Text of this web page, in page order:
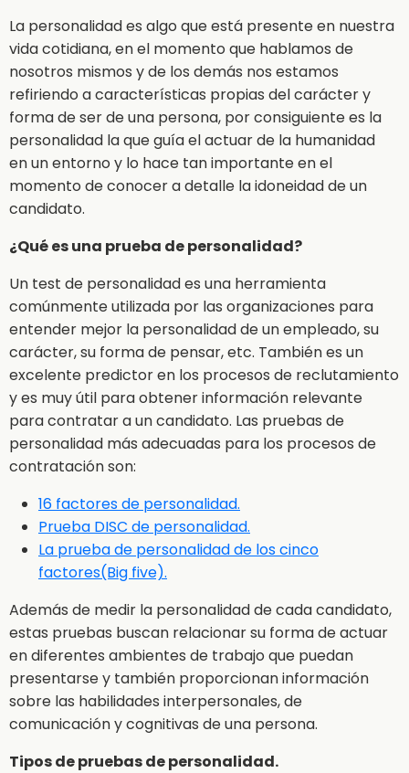
La personalidad es algo que está presente en nuestra
vida cotidiana, en el momento que hablamos de
nosotros mismos y de los demás nos estamos
refiriendo a características propias del carácter y
forma de ser de una persona, por consiguiente es la
personalidad la que guía el actuar de la humanidad
en un entorno y lo hace tan importante en el
momento de conocer a detalle la idoneidad de un
candidato.
¿Qué es una prueba de personalidad?
Un test de personalidad es una herramienta
comúnmente utilizada por las organizaciones para
entender mejor la personalidad de un empleado, su
carácter, su forma de pensar, etc. También es un
excelente predictor en los procesos de reclutamiento
y es muy útil para obtener información relevante
para contratar a un candidato. Las pruebas de
personalidad más adecuadas para los procesos de
contratación son:
16 factores de personalidad.
Prueba DISC de personalidad.
La prueba de personalidad de los cinco
factores(Big five).
Además de medir la personalidad de cada candidato,
estas pruebas buscan relacionar su forma de actuar
en diferentes ambientes de trabajo que puedan
presentarse y también proporcionan información
sobre las habilidades interpersonales, de
comunicación y cognitivas de una persona.
Tipos de pruebas de personalidad.